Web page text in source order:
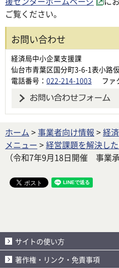
ご覧ください。
お問い合わせ
経済局中小企業支援課
仙台市青葉区国分町3-6-1表小路
電話番号： 022-214-1003 ファ
ホーム >事業者向け情報 >経
メニュー >経営課題を解決し
（令和7年9月18日開催 事業
サイトの使い方
著作権・リンク・免責事項